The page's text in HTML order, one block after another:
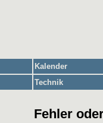
Kalender
Technik
Fehler